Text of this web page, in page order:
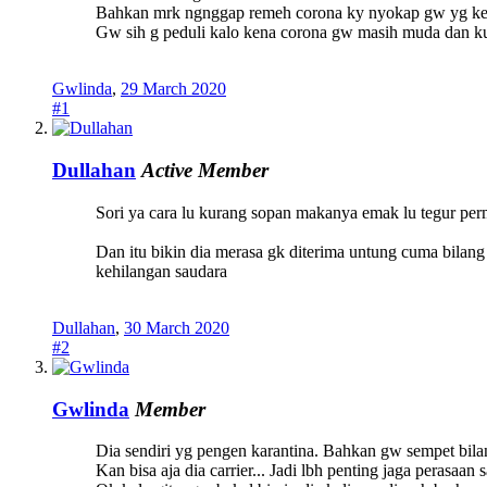
Bahkan mrk ngnggap remeh corona ky nyokap gw yg
Gw sih g peduli kalo kena corona gw masih muda dan
Gwlinda, 29 March 2020
#1
Dullahan Active Member
Sori ya cara lu kurang sopan makanya emak lu tegur
Dan itu bikin dia merasa gk diterima untung cuma
kehilangan saudara
Dullahan, 30 March 2020
#2
Gwlinda Member
Dia sendiri yg pengen karantina. Bahkan gw sempet
Kan bisa aja dia carrier... Jadi lbh penting jaga perasaan